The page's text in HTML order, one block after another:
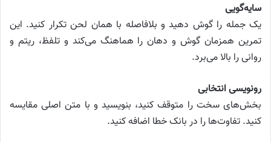
سایه‌گویی
یک جمله را گوش دهید و بلافاصله با همان لحن تکرار کنید. این
تمرین همزمان گوش و دهان را هماهنگ می‌کند و تلفظ، ریتم و
روانی را بالا می‌برد.
رونویسی انتخابی
بخش‌های سخت را متوقف کنید، بنویسید و با متن اصلی مقایسه
کنید. تفاوت‌ها را در بانک خطا اضافه کنید.